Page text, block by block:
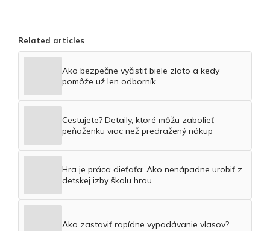
Related articles
Ako bezpečne vyčistiť biele zlato a kedy
pomôže už len odborník
Cestujete? Detaily, ktoré môžu zabolieť
peňaženku viac než predražený nákup
Hra je práca dieťaťa: Ako nenápadne urobiť z
detskej izby školu hrou
Ako zastaviť rapídne vypadávanie vlasov?